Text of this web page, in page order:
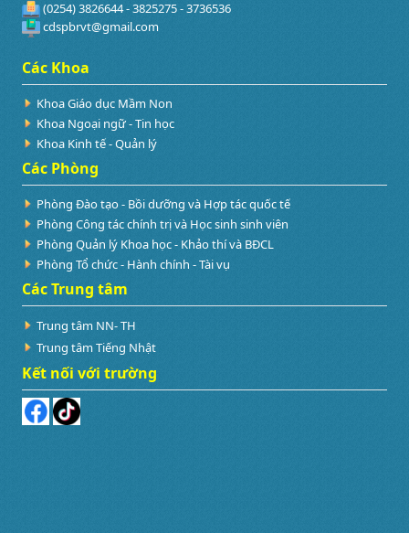
(0254) 3826644 - 3825275 - 3736536
cdspbrvt@gmail.com
Các Khoa
Khoa Giáo dục Mầm Non
Khoa Ngoại ngữ - Tin học
Khoa Kinh tế - Quản lý
Các Phòng
Phòng Đào tạo - Bồi dưỡng và Hợp tác quốc tế
Phòng Công tác chính trị và Học sinh sinh viên
Phòng Quản lý Khoa học - Khảo thí và BĐCL
Phòng Tổ chức - Hành chính - Tài vụ
Các Trung tâm
Trung tâm NN- TH
Trung tâm Tiếng Nhật
Kết nối với trường